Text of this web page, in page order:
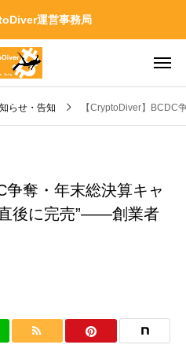
運営事務局
らせ・告知 【CryptoDiver】BCDC
争奪・年末総決算キャ
後に完売”——創業者